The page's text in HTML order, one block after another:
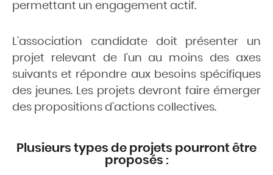
permettant un engagement actif.
L’association candidate doit présenter un
projet relevant de l’un au moins des axes
suivants et répondre aux besoins spécifiques
des jeunes. Les projets devront faire émerger
des propositions d’actions collectives.
Plusieurs types de projets pourront être
proposés :